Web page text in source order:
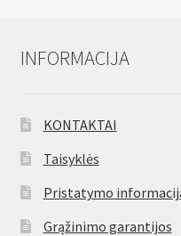
INFORMACIJA
KONTAKTAI
Taisyklės
Pristatymo
Grąžinimo garantijos